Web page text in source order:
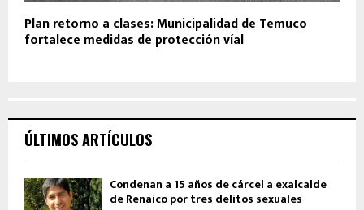
Plan retorno a clases: Municipalidad de Temuco
fortalece medidas de protección víal
ÚLTIMOS ARTÍCULOS
Condenan a 15 años de cárcel a exalcalde
de Renaico por tres delitos sexuales